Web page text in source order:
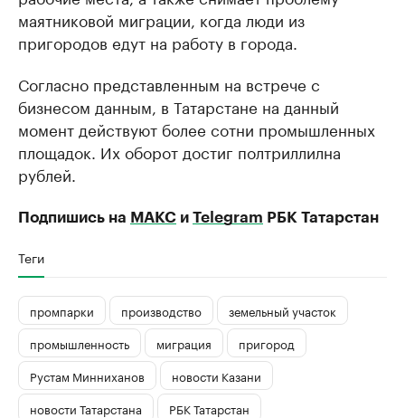
маятниковой миграции, когда люди из
пригородов едут на работу в города.
Согласно представленным на встрече с
бизнесом данным, в Татарстане на данный
момент действуют более сотни промышленных
площадок. Их оборот достиг полтриллилна
рублей.
Подпишись на МАКС и Telegram РБК Татарстан
Теги
промпарки производство
земельный участок
промышленность
миграция
пригород
Рустам Минниханов
новости Казани
новости Татарстана
РБК Татарстан